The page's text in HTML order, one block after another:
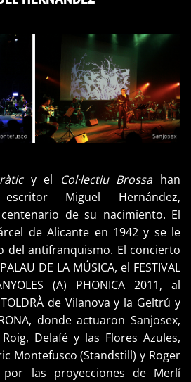
y el Col·lectiu Brossa han
Miguel Hernández,
de su nacimiento. El
de Alicante en 1942 y se le
del antifranquismo. El concierto
DE LA MÚSICA, el FESTIVAL
(A) PHONICA
2011, al
TOLDRÀ de Vilanova y la Geltrú y
, donde actuaron Sanjosex,
Roig, Delafé y las Flores Azules,
Montefusco (Standstill)y Roger
por las proyecciones de Merlí